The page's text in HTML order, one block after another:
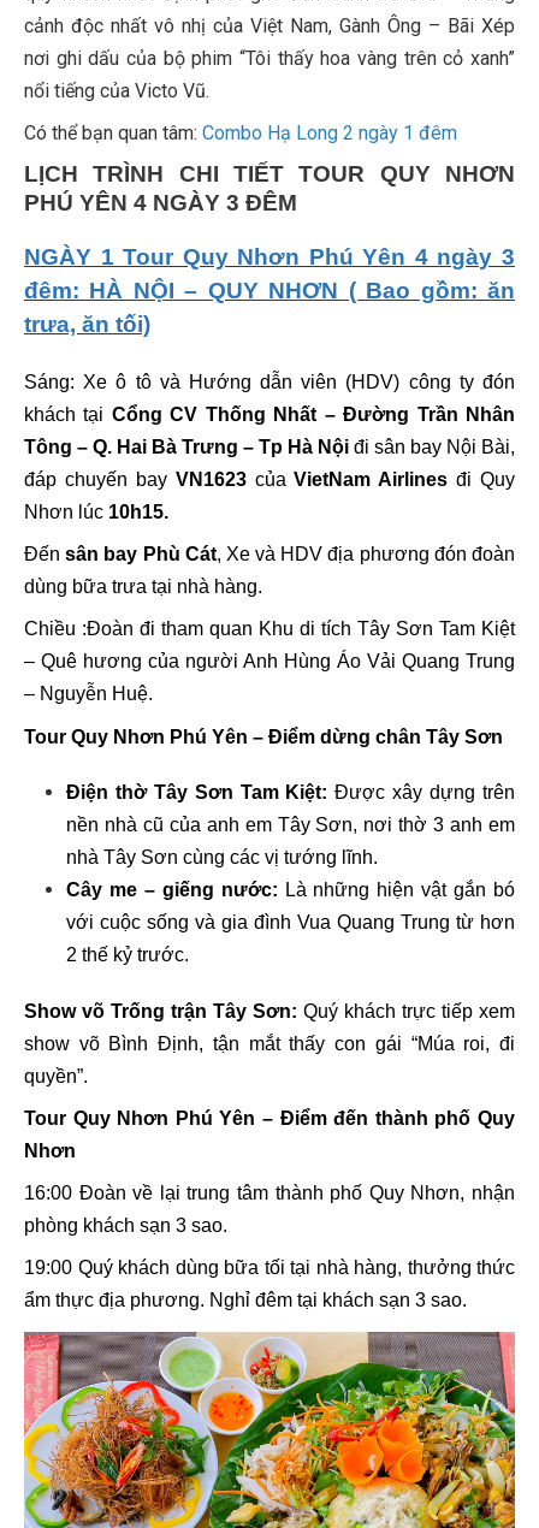
cảnh độc nhất vô nhị của Việt Nam, Gành Ông – Bãi Xép
nơi ghi dấu của bộ phim “Tôi thấy hoa vàng trên cỏ xanh”
nổi tiếng của Victo Vũ.
Có thể bạn quan tâm: Combo Hạ Long 2 ngày 1 đêm
LỊCH TRÌNH CHI TIẾT TOUR QUY NHƠN
PHÚ YÊN 4 NGÀY 3 ĐÊM
NGÀY 1 Tour Quy Nhơn Phú Yên 4 ngày 3
đêm: HÀ NỘI – QUY NHƠN ( Bao gồm: ăn
trưa, ăn tối)
Sáng: Xe ô tô và Hướng dẫn viên (HDV) công ty đón
khách tại Cổng CV Thống Nhất – Đường Trần Nhân
Tông – Q. Hai Bà Trưng – Tp Hà Nội đi sân bay Nội Bài,
đáp chuyến bay VN1623 củaVietNam Airlinesđi Quy
Nhơn lúc 10h15.
Đếnsân bay Phù Cát, Xe và HDV địa phương đón đoàn
dùng bữa trưa tại nhà hàng.
Chiều :Đoàn đi tham quan Khu di tích Tây Sơn Tam Kiệt
– Quê hương của người Anh Hùng Áo Vải Quang Trung
– Nguyễn Huệ.
Tour Quy Nhơn Phú Yên – Điểm dừng chân Tây Sơn
Điện thờ Tây Sơn Tam Kiệt: Được xây dựng trên
nền nhà cũ của anh em Tây Sơn, nơi thờ 3 anh em
nhà Tây Sơn cùng các vị tướng lĩnh.
Cây me – giếng nước: Là những hiện vật gắn bó
với cuộc sống và gia đình Vua Quang Trung từ hơn
2 thế kỷ trước.
Show võ Trống trận Tây Sơn: Quý khách trực tiếp xem
show võ Bình Định, tận mắt thấy con gái “Múa roi, đi
quyền”.
Tour Quy Nhơn Phú Yên – Điểm đến thành phố Quy
Nhơn
16:00 Đoànvề lại trung tâm thành phố Quy Nhơn, nhận
phòng khách sạn 3 sao.
19:00 Quý khách dùng bữa tối tại nhà hàng, thưởng thức
ẩm thực địa phương. Nghỉ đêm tại khách sạn 3 sao.